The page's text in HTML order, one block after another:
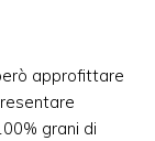
approfittare
grani di